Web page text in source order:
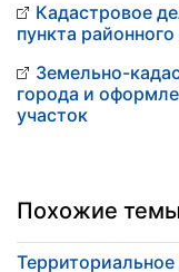
Кадастровое
пункта
Земельно-
города и
участок
Похожие темы